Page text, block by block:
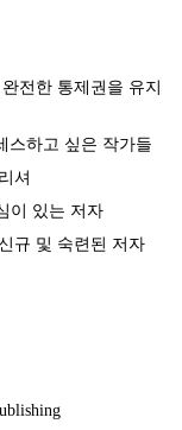
전한 통제권을 유지
스하고 싶은 작가들
셔
이 있는 저자
규 및 숙련된 저자